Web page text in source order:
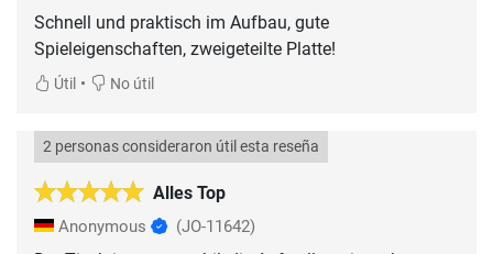
Schnell und praktisch im Aufbau, gute
Spieleigenschaften, zweigeteilte Platte!
Útil • No útil
Alles Top
2 personas consideraron útil esta reseña
Anonymous (JO-11642)